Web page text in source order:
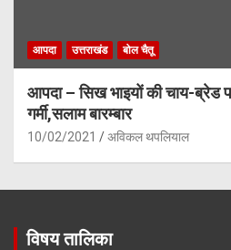
आपदा उत्तराखंड बोल चैतू
आपदा – सिख भाइयों की चाय-ब्रेड
गर्मी,सलाम बारम्बार
10/02/2021 अविकल थपलियाल
विषय तालिका